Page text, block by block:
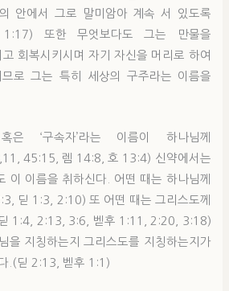
안에서 그로 말미암아 계속 서 있도록
또한 무엇보다도 그는 만물을
회복시키시며 자기 자신을 머리로 하여
로 그는 특히 세상의 구주라는 이름을
은 ‘구속자’라는 이름이 하나님께
45:15, 렘 14:8, 호 13:4) 신약에서는
이 이름을 취하신다. 어떤 때는 하나님께
딛 1:3, 2:10) 또 어떤 때는 그리스도께
1:4, 2:13, 3:6, 벧후 1:11, 2:20, 3:18)
을 지칭하는지 그리스도를 지칭하는지가
.(딛 2:13, 벧후 1:1)